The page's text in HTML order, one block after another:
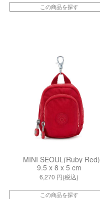
この商品を探す
MINI SEOUL(Ruby Red)
9.5 x 8 x 5 cm
6,270 円(税込)
この商品を探す